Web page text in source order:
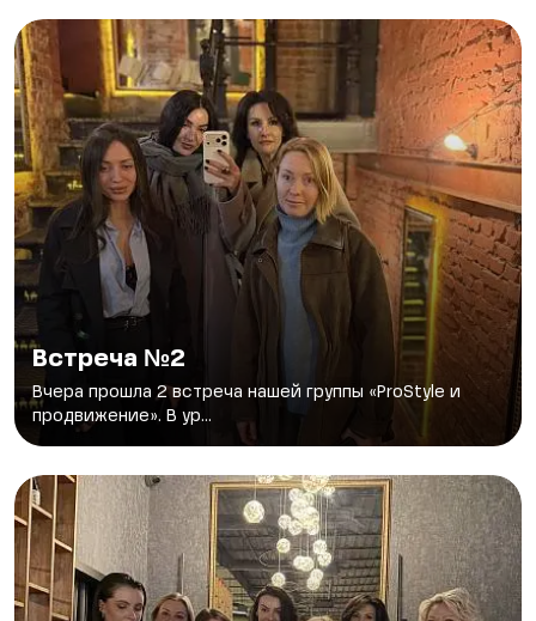
Встреча №2
Вчера прошла 2 встреча нашей группы «ProStyle и
продвижение». В ур...